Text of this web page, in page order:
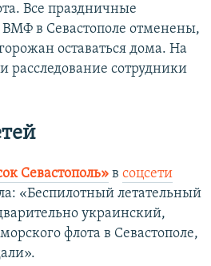
Все праздничные
в Севастополе отменены,
оставаться дома. На
расследование сотрудники
Севастополь» в соцсети
«Беспилотный летательный
украинский,
флота в Севастополе,